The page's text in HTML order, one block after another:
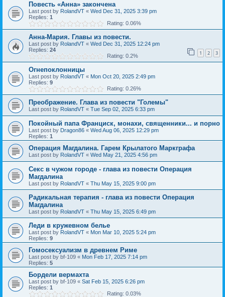
Повесть «Анна» закончена
Last post by RolandVT « Wed Dec 31, 2025 3:39 pm
Replies: 1
Rating: 0.06%
Анна-Мария. Главы из повести.
Last post by RolandVT « Wed Dec 31, 2025 12:24 pm
Replies: 24 1 2 3
Rating: 0.2%
Огнепоклонницы
Last post by RolandVT « Mon Oct 20, 2025 2:49 pm
Replies: 9
Rating: 0.26%
Преображение. Глава из повести "Големы"
Last post by RolandVT « Tue Sep 02, 2025 6:33 pm
Покойный папа Франциск, монахи, священники... и порно
Last post by Dragon86 « Wed Aug 06, 2025 12:29 pm
Replies: 1
Операция Магдалина. Гарем Крылатого Маркграфа
Last post by RolandVT « Wed May 21, 2025 4:56 pm
Секс в чужом городе - глава из повести Операция
Магдалина
Last post by RolandVT « Thu May 15, 2025 9:00 pm
Радикальная терапия - глава из повести Операция
Магдалина
Last post by RolandVT « Thu May 15, 2025 6:49 pm
Леди в кружевном белье
Last post by RolandVT « Mon Mar 10, 2025 5:24 pm
Replies: 9
Гомосексуализм в древнем Риме
Last post by bf-109 « Mon Feb 17, 2025 7:14 pm
Replies: 5
Бордели вермахта
Last post by bf-109 « Sat Feb 15, 2025 6:26 pm
Replies: 1
Rating: 0.03%